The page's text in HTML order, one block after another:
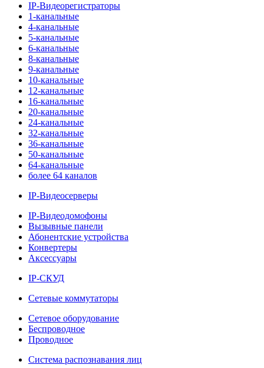
IP-Видеорегистраторы
1-канальные
4-канальные
5-канальные
6-канальные
8-канальные
9-канальные
10-канальные
12-канальные
16-канальные
20-канальные
24-канальные
32-канальные
36-канальные
50-канальные
64-канальные
более 64 каналов
IP-Видеосерверы
IP-Видеодомофоны
Вызывные панели
Абонентские устройства
Конвертеры
Аксессуары
IP-СКУД
Сетевые коммутаторы
Сетевое оборудование
Беспроводное
Проводное
Система распознавания лиц